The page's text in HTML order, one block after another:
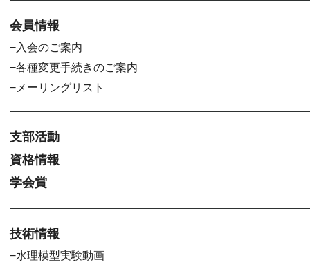
会員情報
入会のご案内
各種変更手続きのご案内
メーリングリスト
支部活動
資格情報
学会賞
技術情報
水理模型実験動画